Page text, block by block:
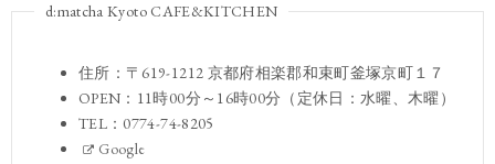
d:matcha Kyoto CAFE&KITCHEN
住所：〒619-1212 京都府相楽郡和束町釜塚京町１７
OPEN：11時00分～16時00分（定休日：水曜、木曜）
TEL：0774-74-8205
Google